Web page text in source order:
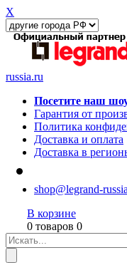
X
russia.ru
Посетите наш
Гарантия от
Политика
Доставка и оплата
Доставка в
shop@legrand-
В корзине
0 товаров 0